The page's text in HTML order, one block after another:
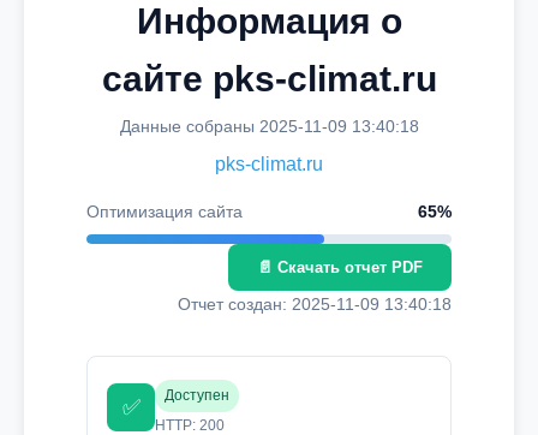
Информация о
сайте pks-climat.ru
Данные собраны 2025-11-09 13:40:18
pks-climat.ru
Оптимизация сайта 65%
📄 Скачать отчет PDF
Отчет создан: 2025-11-09 13:40:18
✅
Доступен
HTTP: 200